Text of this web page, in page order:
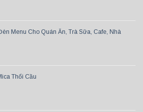
Menu Cho Quán Ăn, Trà Sữa, Cafe, Nhà
Thổi Cầu